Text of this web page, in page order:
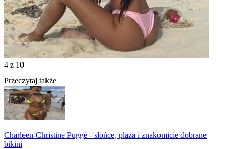
4 z 10
Przeczytaj także
Charleen-Christine Puggé - słońce, plaża i znakomicie dobrane
bikini